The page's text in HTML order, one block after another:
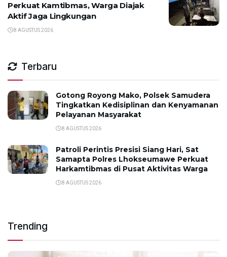
Perkuat Kamtibmas, Warga Diajak
Aktif Jaga Lingkungan
8 AGUSTUS 2026
Terbaru
Gotong Royong Mako, Polsek Samudera
Tingkatkan Kedisiplinan dan Kenyamanan
Pelayanan Masyarakat
8 AGUSTUS 2026
Patroli Perintis Presisi Siang Hari, Sat
Samapta Polres Lhokseumawe Perkuat
Harkamtibmas di Pusat Aktivitas Warga
8 AGUSTUS 2026
Trending